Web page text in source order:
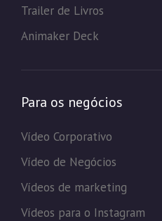
Trailer de Livros
Animaker Deck
Para os negócios
Vídeo Corporativo
Vídeo de Negócios
Vídeos de marketing
Vídeos para o Instagram